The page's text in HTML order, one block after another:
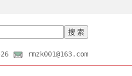
rmzk001@163.com